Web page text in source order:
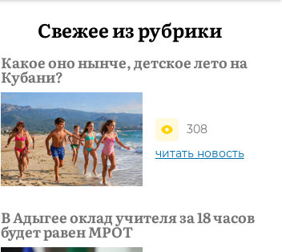
Свежее из рубрики
Какое оно нынче, детское лето на
Кубани?
308
читать новость
В Адыгее оклад учителя за 18 часов
будет равен МРОТ